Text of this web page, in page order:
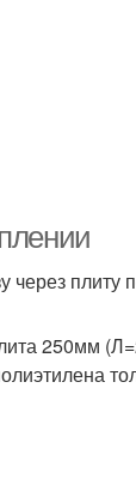
через плиту
250мм